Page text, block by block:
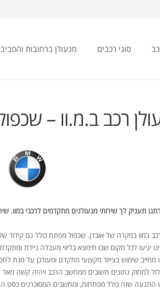
סוגי רכבים מנעולן ברחובות
רכב ב.מ.וו –
תעניק לך שירותי מנעולנים מתקדמים לרכבי במוו.
במוו במקרה של אובדן. שכפול מפתח כולל גם קידוד
יגיעו לכל מקום שבו תימצא בליווי מעבדה ניידת
מחייב שימוש בצייוד מקצועי מתקדם ומעודכן על מנת
למחוק נתונים חשובים ממחשב הרכב ויהיה קשה
התנעה שזה כולל מפתחות, ומחשבים המסוכרנים כסט